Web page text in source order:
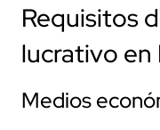
Requisitos
lucrativo en
Medios